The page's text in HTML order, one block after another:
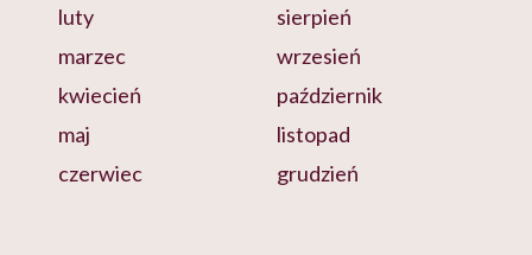
luty
marzec
kwiecień
maj
czerwiec
sierpień
wrzesień
październik
listopad
grudzień